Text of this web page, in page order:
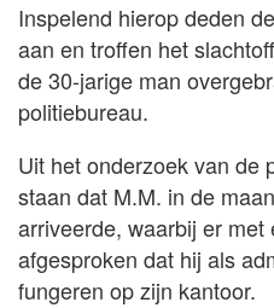
Inspelend hierop deden
aan en troffen het
de 30-jarige man
politiebureau.
Uit het onderzoek van de
staan dat M.M. in de
arriveerde, waarbij er
afgesproken dat hij als
fungeren op zijn kantoor.